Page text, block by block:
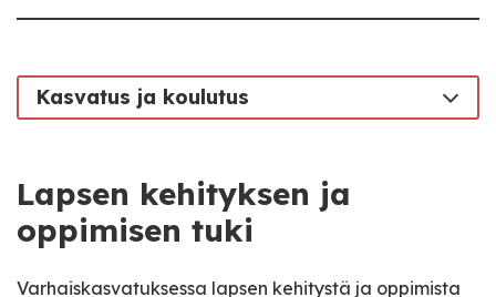
Kasvatus ja koulutus
Lapsen kehityksen ja
oppimisen tuki
Varhaiskasvatuksessa lapsen kehitystä ja oppimista